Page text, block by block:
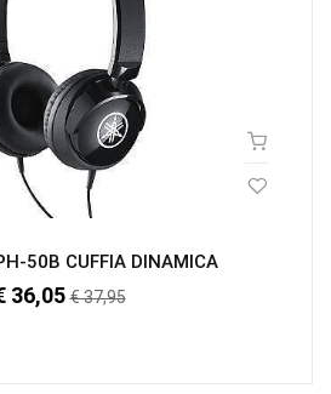
50B CUFFIA DINAMICA
36,05Prezzo
€ 37,95